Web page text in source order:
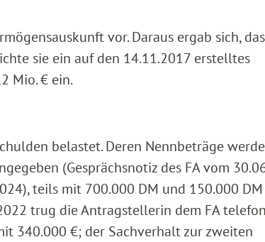
vor. Daraus ergab sich,
sie ein auf den 14.11.2017 erstelltes
Mio. € ein.
belastet. Deren Nennbeträge
(Gesprächsnotiz des FA vom
teils mit 700.000 DM und 150.000 DM
trug die Antragstellerin dem FA
340.000 €; der Sachverhalt zur zweiten